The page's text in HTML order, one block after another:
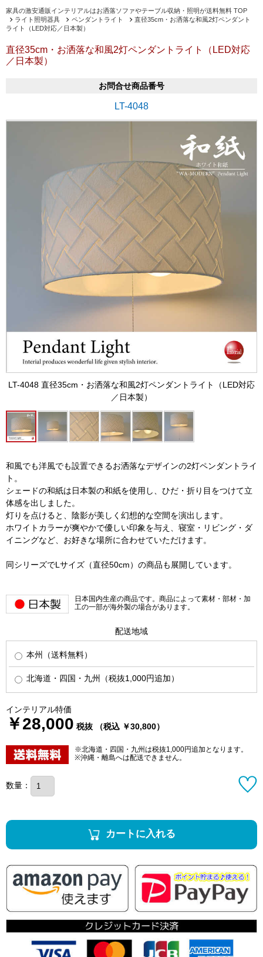
家具の激安通販インテリアルはお洒落ソファやテーブル収納・照明が送料無料 TOP
ライト照明器具
ペンダントライト
直径35cm・お洒落な和風2灯ペンダント
ライト（LED対応／日本製）
直径35cm・お洒落な和風2灯ペンダントライト（LED対応
／日本製）
お問合せ商品番号
LT-4048
LT-4048 直径35cm・お洒落な和風2灯ペンダントライト（LED対応
／日本製）
和風でも洋風でも設置できるお洒落なデザインの2灯ペンダントライ
ト。
シェードの和紙は日本製の和紙を使用し、ひだ・折り目をつけて立
体感を出しました。
灯りを点けると、陰影が美しく幻想的な空間を演出します。
ホワイトカラーが爽やかで優しい印象を与え、寝室・リビング・ダ
イニングなど、お好きな場所に合わせていただけます。
同シリーズでLサイズ（直径50cm）の商品も展開しています。
日本国内生産の商品です。商品によって素材・部材・加
工の一部が海外製の場合があります。
配送地域
本州（送料無料）
北海道・四国・九州（税抜1,000円追加）
インテリアル特価
￥28,000 税抜 （税込 ￥30,800）
※北海道・四国・九州は税抜1,000円追加となります。
※沖縄・離島へは配送できません。
数量：
カートに入れる